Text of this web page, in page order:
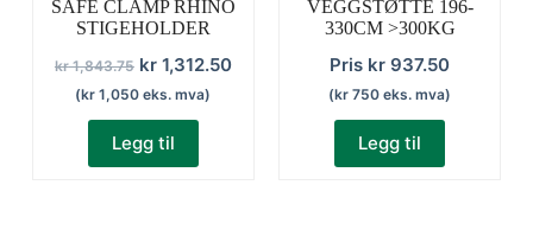
SAFE CLAMP RHINO
STIGEHOLDER
kr1,843.75 Opprinnelig
pris
var:
kr 1,843.75.
kr1,312.50Nåværende
(kr 1,050 eks. mva)
Legg til
VEGGSTØTTE 196-
330CM >300KG
Pris kr 937.50
(kr 750 eks. mva)
Legg til